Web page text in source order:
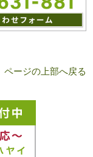
ページの上部へ戻る